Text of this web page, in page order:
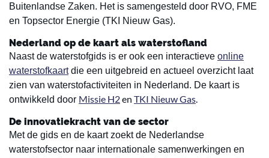
Buitenlandse Zaken. Het is samengesteld door RVO, FME
en Topsector Energie (TKI Nieuw Gas).
Nederland op de kaart als waterstofland
Naast de waterstofgids is er ook een interactieve online
waterstofkaartdie een uitgebreid en actueel overzicht laat
zien van waterstofactiviteiten in Nederland. De kaart is
ontwikkeld door Missie H2en TKI Nieuw Gas.
De innovatiekracht van de sector
Met de gids en de kaart zoekt de Nederlandse
waterstofsector naar internationale samenwerkingen en